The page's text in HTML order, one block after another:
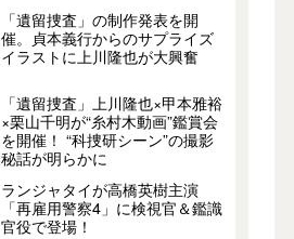
「遺留捜査」の制作発表を開
催。貞本義行からのサプライズ
イラストに上川隆也が大興奮
「遺留捜査」上川隆也×甲本雅裕
×栗山千明が“糸村木動画”鑑賞会
を開催！ “科捜研シーン”の撮影
秘話が明らかに
ランジャタイが高橋英樹主演
「再雇用警察4」に検視官＆鑑識
官役で登場！